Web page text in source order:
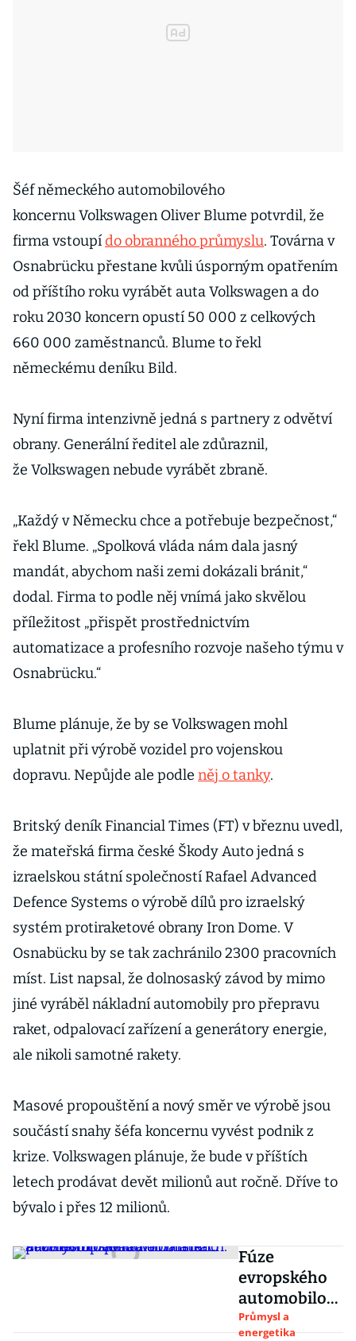
Šéf německého automobilového
koncernu Volkswagen Oliver Blume potvrdil, že
firma vstoupído obranného průmyslu. Továrna v
Osnabrücku přestane kvůli úsporným opatřením
od příštího roku vyrábět auta Volkswagen a do
roku 2030 koncern opustí 50 000 z celkových
660 000 zaměstnanců. Blume to řekl
německému deníku Bild.
Nyní firma intenzivně jedná s partnery z odvětví
obrany. Generální ředitel ale zdůraznil,
že Volkswagen nebude vyrábět zbraně.
„Každý v Německu chce a potřebuje bezpečnost,“
řekl Blume. „Spolková vláda nám dala jasný
mandát, abychom naši zemi dokázali bránit,“
dodal. Firma to podle něj vnímá jako skvělou
příležitost „přispět prostřednictvím
automatizace a profesního rozvoje našeho týmu v
Osnabrücku.“
Blume plánuje, že by se Volkswagen mohl
uplatnit při výrobě vozidel pro vojenskou
dopravu. Nepůjde ale podle něj o tanky.
Britský deník Financial Times (FT) v březnu uvedl,
že mateřská firma české Škody Auto jedná s
izraelskou státní společností Rafael Advanced
Defence Systems o výrobě dílů pro izraelský
systém protiraketové obrany Iron Dome. V
Osnabücku by se tak zachránilo 2300 pracovních
míst. List napsal, že dolnosaský závod by mimo
jiné vyráběl nákladní automobily pro přepravu
raket, odpalovací zařízení a generátory energie,
ale nikoli samotné rakety.
Masové propouštění a nový směr ve výrobě jsou
součástí snahy šéfa koncernu vyvést podnik z
krize. Volkswagen plánuje, že bude v příštích
letech prodávat devět milionů aut ročně. Dříve to
bývalo i přes 12 milionů.
Fúze
evropského
automobilov
ého a
Průmysl a
energetika